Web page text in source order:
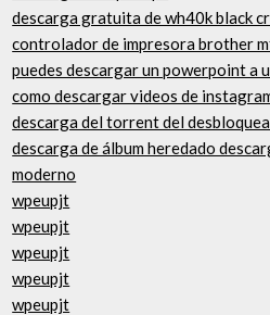
descarga gratuita de wh40k black
controlador de impresora brother
puedes descargar un powerpoint a
como descargar videos de
descarga del torrent del
descarga de álbum heredado
moderno
wpeupjt
wpeupjt
wpeupjt
wpeupjt
wpeupjt